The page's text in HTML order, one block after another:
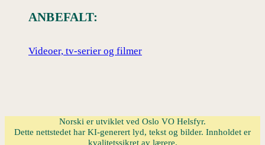
ANBEFALT:
Videoer, tv-serier og filmer
Norski er utviklet ved Oslo VO Helsfyr.
Dette nettstedet har KI-generert lyd, tekst og bilder. Innholdet er
kvalitetssikret av lærere.